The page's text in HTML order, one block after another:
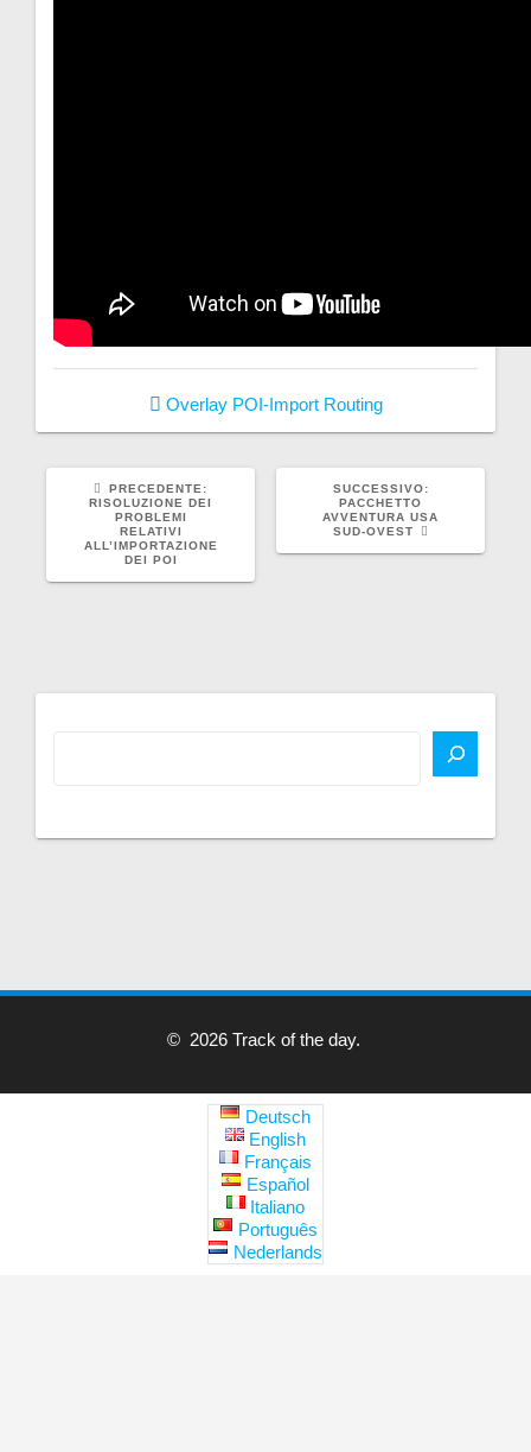
Overlay POI-Import Routing
PRECEDENTE:
PRECEDENTE:
RISOLUZIONE DEI
PROBLEMI
RELATIVI
ALL’IMPORTAZIONE
DEI POI
SUCCESSIVO:ARTICOLO
PACCHETTO
AVVENTURA USA
SUD-OVEST
© 2026 Track of the day.
Deutsch
English
Français
Español
Italiano
Português
Nederlands